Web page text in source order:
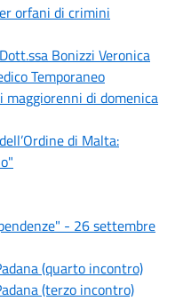
orfani di crimini
Bonizzi Veronica
Temporaneo
maggiorenni di domenica
di Malta:
- 26 settembre
(quarto incontro)
(terzo incontro)